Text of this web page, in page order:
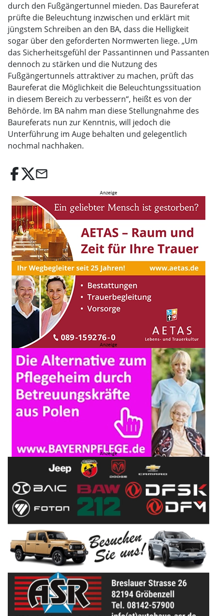
durch den Fußgängertunnel mieden. Das Baureferat
prüfte die Beleuchtung inzwischen und erklärt mit
jüngstem Schreiben an den BA, dass die Helligkeit
sogar über den geforderten Normwerten liege. „Um
das Sicherheitsgefühl der Passantinnen und Passanten
dennoch zu stärken und die Nutzung des
Fußgängertunnels attraktiver zu machen, prüft das
Baureferat die Möglichkeit die Beleuchtungssituation
in diesem Bereich zu verbessern“, heißt es von der
Behörde. Im BA nahm man diese Stellungnahme des
Baureferats nun zur Kenntnis, will jedoch die
Unterführung im Auge behalten und gelegentlich
nochmal nachhaken.
email